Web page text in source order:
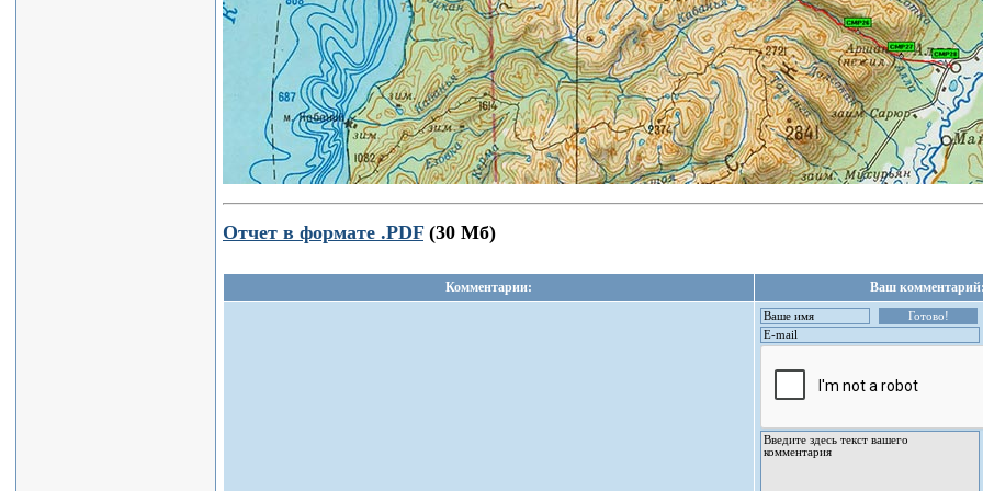
Отчет в формате .PDF(30 Мб)
Комментарии: Ваш